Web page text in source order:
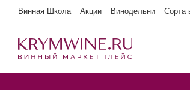
Винная Школа Акции Винодельни Сорта